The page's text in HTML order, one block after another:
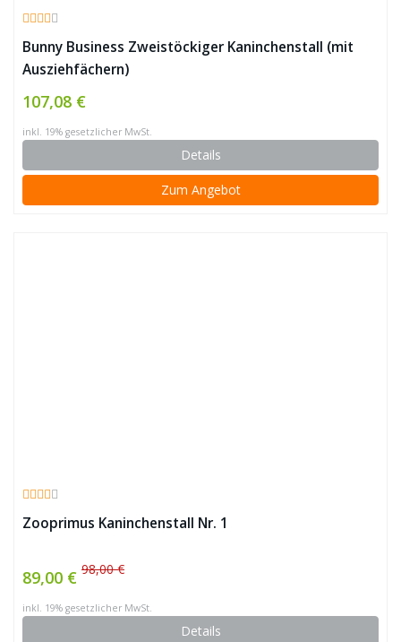
Bunny Business Zweistöckiger Kaninchenstall (mit
Ausziehfächern)
107,08 €
inkl. 19% gesetzlicher MwSt.
Details
Zum Angebot
Zooprimus Kaninchenstall Nr. 1
89,00 € 98,00 €
inkl. 19% gesetzlicher MwSt.
Details